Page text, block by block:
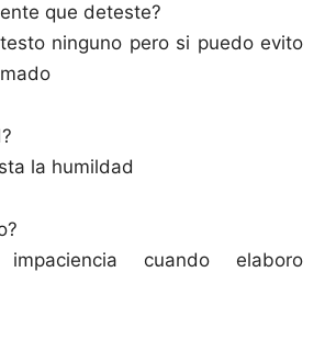
que deteste?
ninguno pero si puedo evito
la humildad
cuando elaboro